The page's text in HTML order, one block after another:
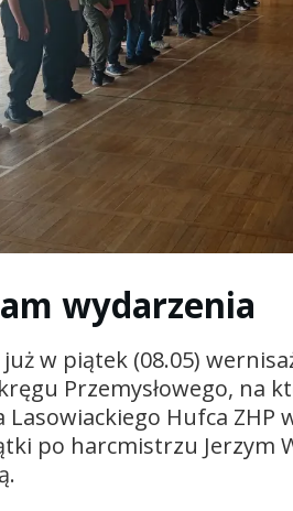
wydarzenia
w piątek (08.05)
Przemysłowego, na
Hufca ZHP
po harcmistrzu Jerzym